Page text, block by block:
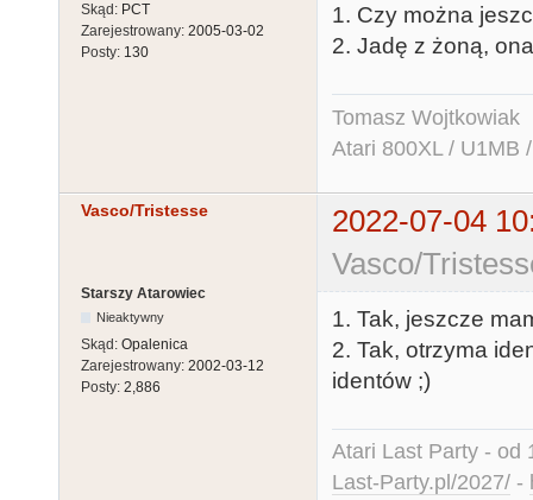
Skąd: PCT
Zarejestrowany: 2005-03-02
Posty: 130
1. Czy można
2. Jadę z żoną,
Tomasz Wojtkowiak
Atari 800XL / U1MB
Vasco/Tristesse
2022-07-04
Vasco/
Starszy Atarowiec
Nieaktywny
Skąd: Opalenica
Zarejestrowany: 2002-03-12
Posty: 2,886
1. Tak, jeszcze
2. Tak, otrzyma
identów ;)
Atari Last Party - od
Last-Party.pl/2027/ -